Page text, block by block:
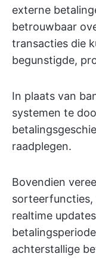
externe
betrouwbaar
transacties die
begunstigde,
In plaats van
systemen te
raadplegen.
Bovendien
sorteerfuncties,
realtime
achterstallige